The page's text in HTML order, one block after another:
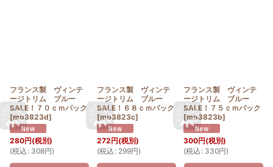
フランス製 ヴィンテ
ージトリム ブルー
SALE！７０ｃｍパック
[mb3823d]
280円(税別)
(税込 : 308円)
フランス製 ヴィンテ
ージトリム ブルー
SALE！６８ｃｍパック
[mb3823c]
272円(税別)
(税込 : 299円)
フランス製 ヴィンテ
ージトリム ブルー
SALE！７５ｃｍパック
[mb3823b]
300円(税別)
(税込 : 330円)